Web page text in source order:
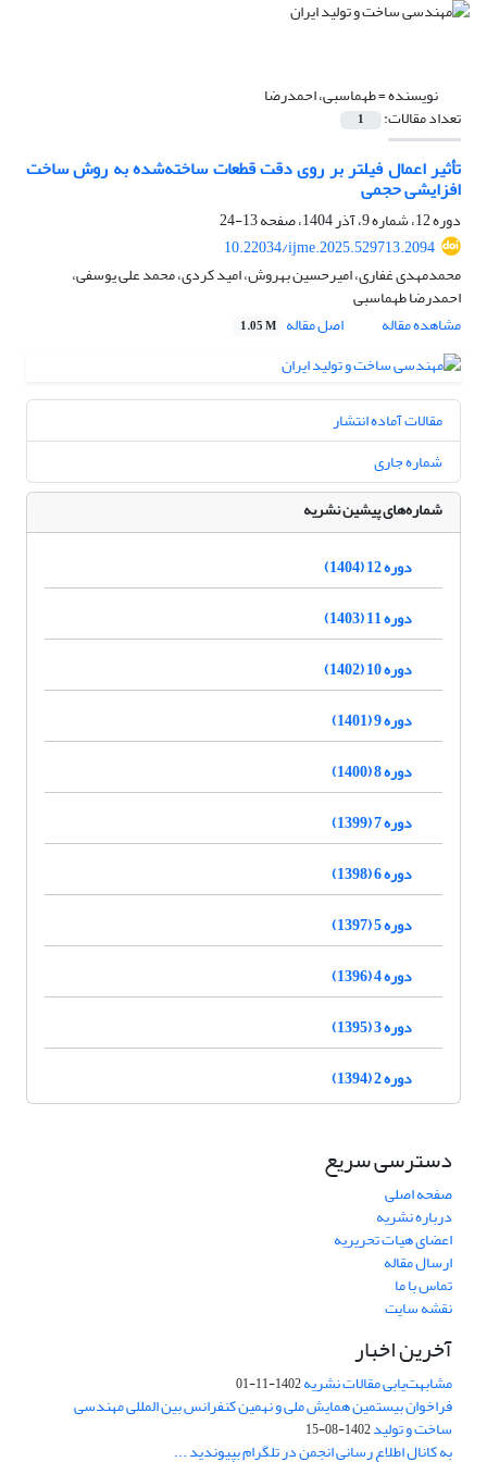
نویسنده =طهماسبی، احمدرضا
تعداد مقالات: 1
تأثیر اعمال فیلتر بر روی دقت قطعات ساخته‌شده به روش ساخت
افزایشی حجمی
دوره 12، شماره 9، آذر 1404، صفحه
13-24
10.22034/ijme.2025.529713.2094
محمدمهدی غفاری، امیرحسین بهروش، امید کردی، محمد علی یوسفی،
احمدرضا طهماسبی
مشاهده مقاله
اصل مقاله 1.05 M
مقالات آماده انتشار
شماره جاری
شماره‌های پیشین نشریه
دوره 12 (1404)
دوره 11 (1403)
دوره 10 (1402)
دوره 9 (1401)
دوره 8 (1400)
دوره 7 (1399)
دوره 6 (1398)
دوره 5 (1397)
دوره 4 (1396)
دوره 3 (1395)
دوره 2 (1394)
دسترسی سریع
صفحه اصلی
درباره نشریه
اعضای هیات تحریریه
ارسال مقاله
تماس با ما
نقشه سایت
آخرین اخبار
مشابهت‌یابی مقالات نشریه1402-11-01
فراخوان بیستمین همایش ملی و نهمین کنفرانس بین المللی مهندسی
ساخت و تولید1402-08-15
به کانال اطلاع رسانی انجمن در تلگرام بپیوندید ...